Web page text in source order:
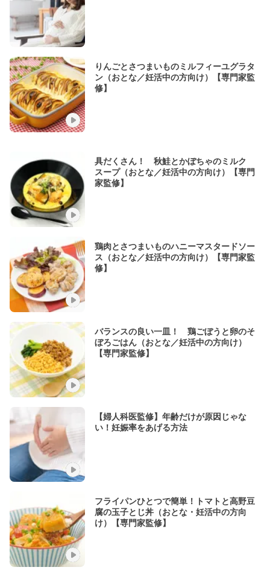
りんごとさつまいものミルフィーユグラタ
ン（おとな／妊活中の方向け）【専門家監
修】
具だくさん！ 秋鮭とかぼちゃのミルク
スープ（おとな／妊活中の方向け）【専門
家監修】
鶏肉とさつまいものハニーマスタードソー
ス（おとな／妊活中の方向け）【専門家監
修】
バランスの良い一皿！ 鶏ごぼうと卵のそ
ぼろごはん（おとな／妊活中の方向け）
【専門家監修】
【婦人科医監修】年齢だけが原因じゃな
い！妊娠率をあげる方法
フライパンひとつで簡単！トマトと高野豆
腐の玉子とじ丼（おとな・妊活中の方向
け）【専門家監修】